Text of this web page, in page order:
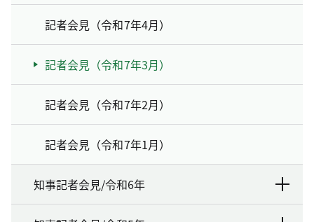
記者会見（令和7年4月）
記者会見（令和7年3月）
記者会見（令和7年2月）
記者会見（令和7年1月）
知事記者会見/令和6年